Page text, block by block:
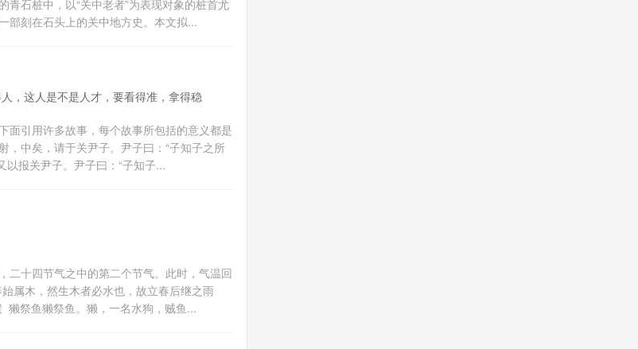
石桩中，以“关中老者”为表现对象的桩首尤
部刻在石头上的关中地方史。本文拟...
，这人是不是人才，要看得准，拿得稳
面引用许多故事，每个故事所包括的意义都是
，中矣，请于关尹子。尹子曰：“子知子之所
以报关尹子。尹子曰：“子知子...
二十四节气之中的第二个节气。此时，气温回
属木，然生木者必水也，故立春后继之雨
祭鱼獭祭鱼。獭，一名水狗，贼鱼...